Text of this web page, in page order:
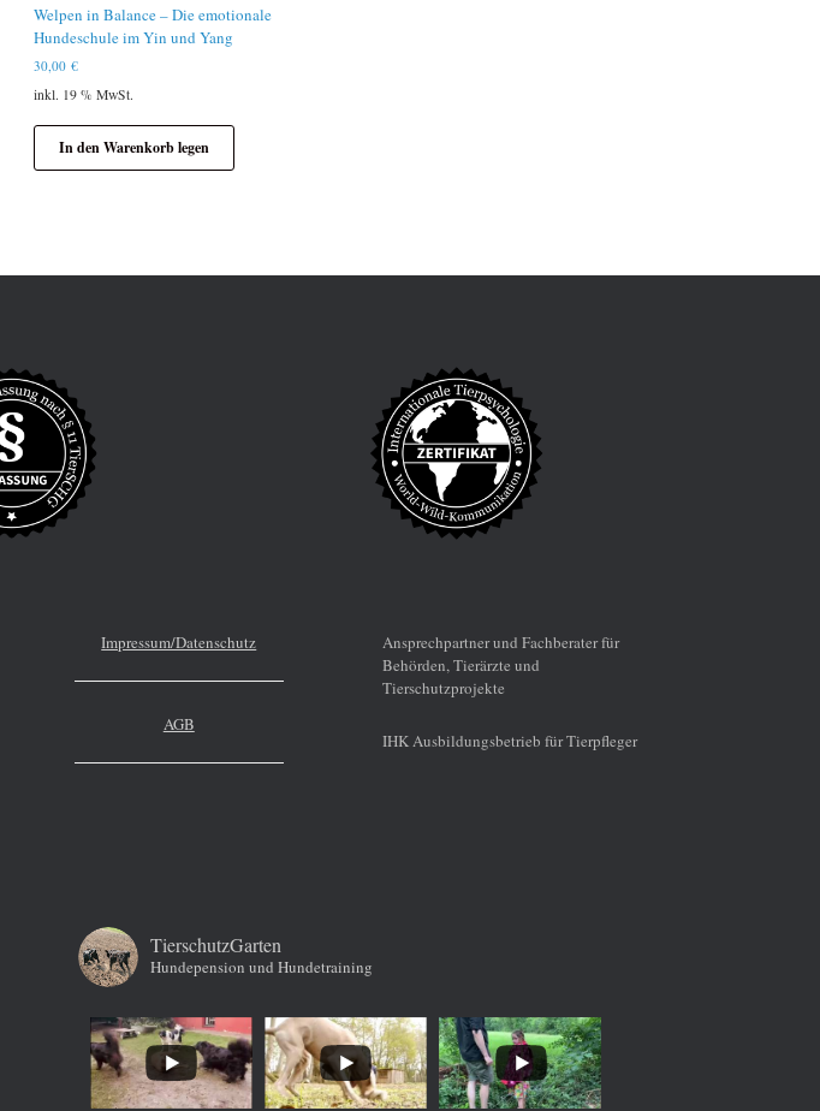
Welpen in Balance – Die emotionale
Hundeschule im Yin und Yang
30,00€
inkl. 19 % MwSt.
In den Warenkorb legen
Impressum/Datenschutz
AGB
Ansprechpartner und Fachberater für
Behörden, Tierärzte und
Tierschutzprojekte
IHK Ausbildungsbetrieb für Tierpfleger
TierschutzGarten
Hundepension und Hundetraining